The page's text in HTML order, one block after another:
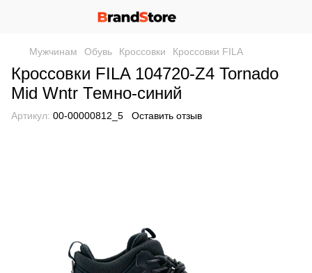
Мужчинам Обувь Кроссовки Кроссовки FILA
Кроссовки FILA 104720-Z4 Tornado
Mid Wntr Темно-синий
Артикул: 00-00000812_5 Оставить отзыв